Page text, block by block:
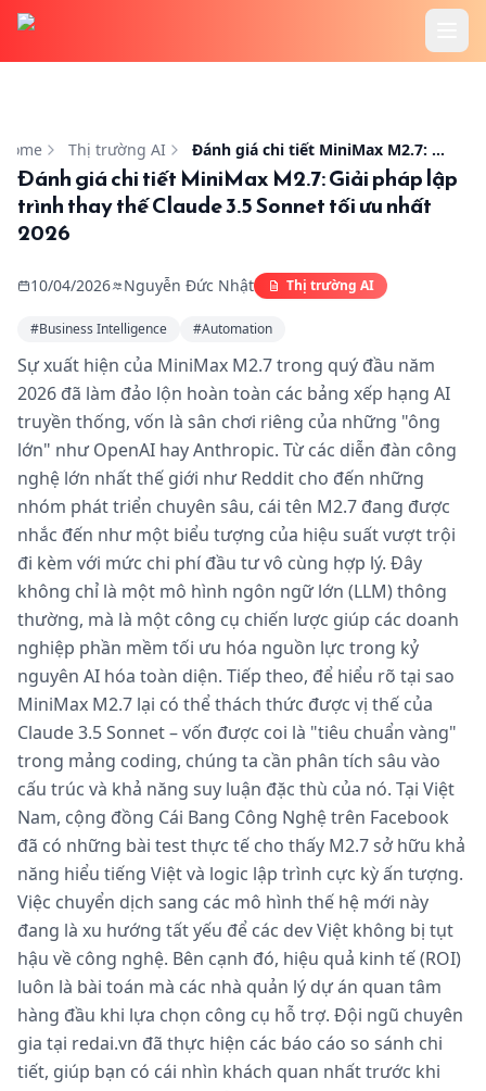
Tính Năng
Cookbook
Hướng Dẫn
Blog
Đăng Nhập
Home Thị trường AI Đánh giá chi tiết MiniMax M2.7: Giải pháp lập trình thay thế Claude 3.5 Sonnet tối ưu nhất 2026
Đánh giá chi tiết MiniMax M2.7: Giải pháp lập
trình thay thế Claude 3.5 Sonnet tối ưu nhất
2026
10/04/2026 Nguyễn Đức Nhật Thị trường AI
#Business Intelligence #Automation
Sự xuất hiện của MiniMax M2.7 trong quý đầu năm
2026 đã làm đảo lộn hoàn toàn các bảng xếp hạng AI
truyền thống, vốn là sân chơi riêng của những "ông
lớn" như OpenAI hay Anthropic. Từ các diễn đàn công
nghệ lớn nhất thế giới như Reddit cho đến những
nhóm phát triển chuyên sâu, cái tên M2.7 đang được
nhắc đến như một biểu tượng của hiệu suất vượt trội
đi kèm với mức chi phí đầu tư vô cùng hợp lý. Đây
không chỉ là một mô hình ngôn ngữ lớn (LLM) thông
thường, mà là một công cụ chiến lược giúp các doanh
nghiệp phần mềm tối ưu hóa nguồn lực trong kỷ
nguyên AI hóa toàn diện. Tiếp theo, để hiểu rõ tại sao
MiniMax M2.7 lại có thể thách thức được vị thế của
Claude 3.5 Sonnet – vốn được coi là "tiêu chuẩn vàng"
trong mảng coding, chúng ta cần phân tích sâu vào
cấu trúc và khả năng suy luận đặc thù của nó. Tại Việt
Nam, cộng đồng Cái Bang Công Nghệ trên Facebook
đã có những bài test thực tế cho thấy M2.7 sở hữu khả
năng hiểu tiếng Việt và logic lập trình cực kỳ ấn tượng.
Việc chuyển dịch sang các mô hình thế hệ mới này
đang là xu hướng tất yếu để các dev Việt không bị tụt
hậu về công nghệ. Bên cạnh đó, hiệu quả kinh tế (ROI)
luôn là bài toán mà các nhà quản lý dự án quan tâm
hàng đầu khi lựa chọn công cụ hỗ trợ. Đội ngũ chuyên
gia tại redai.vn đã thực hiện các báo cáo so sánh chi
tiết, giúp bạn có cái nhìn khách quan nhất trước khi